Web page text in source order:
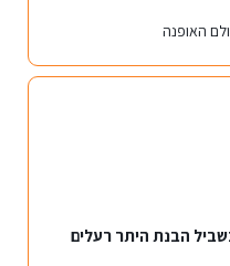
האופנה
הבנת היתר רעלים